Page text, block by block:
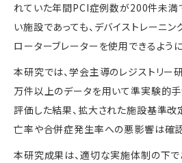
れていた年間PCI症例数が200件未満
い施設であっても、デバイストレーニ
ローターブレーターを使用できるように
本研究では、学会主導のレジストリー
万件以上のデータを用いて準実験的
評価した結果、拡大された施設基準改
亡率や合併症発生率への悪影響は確認
本研究成果は、適切な実施体制の下